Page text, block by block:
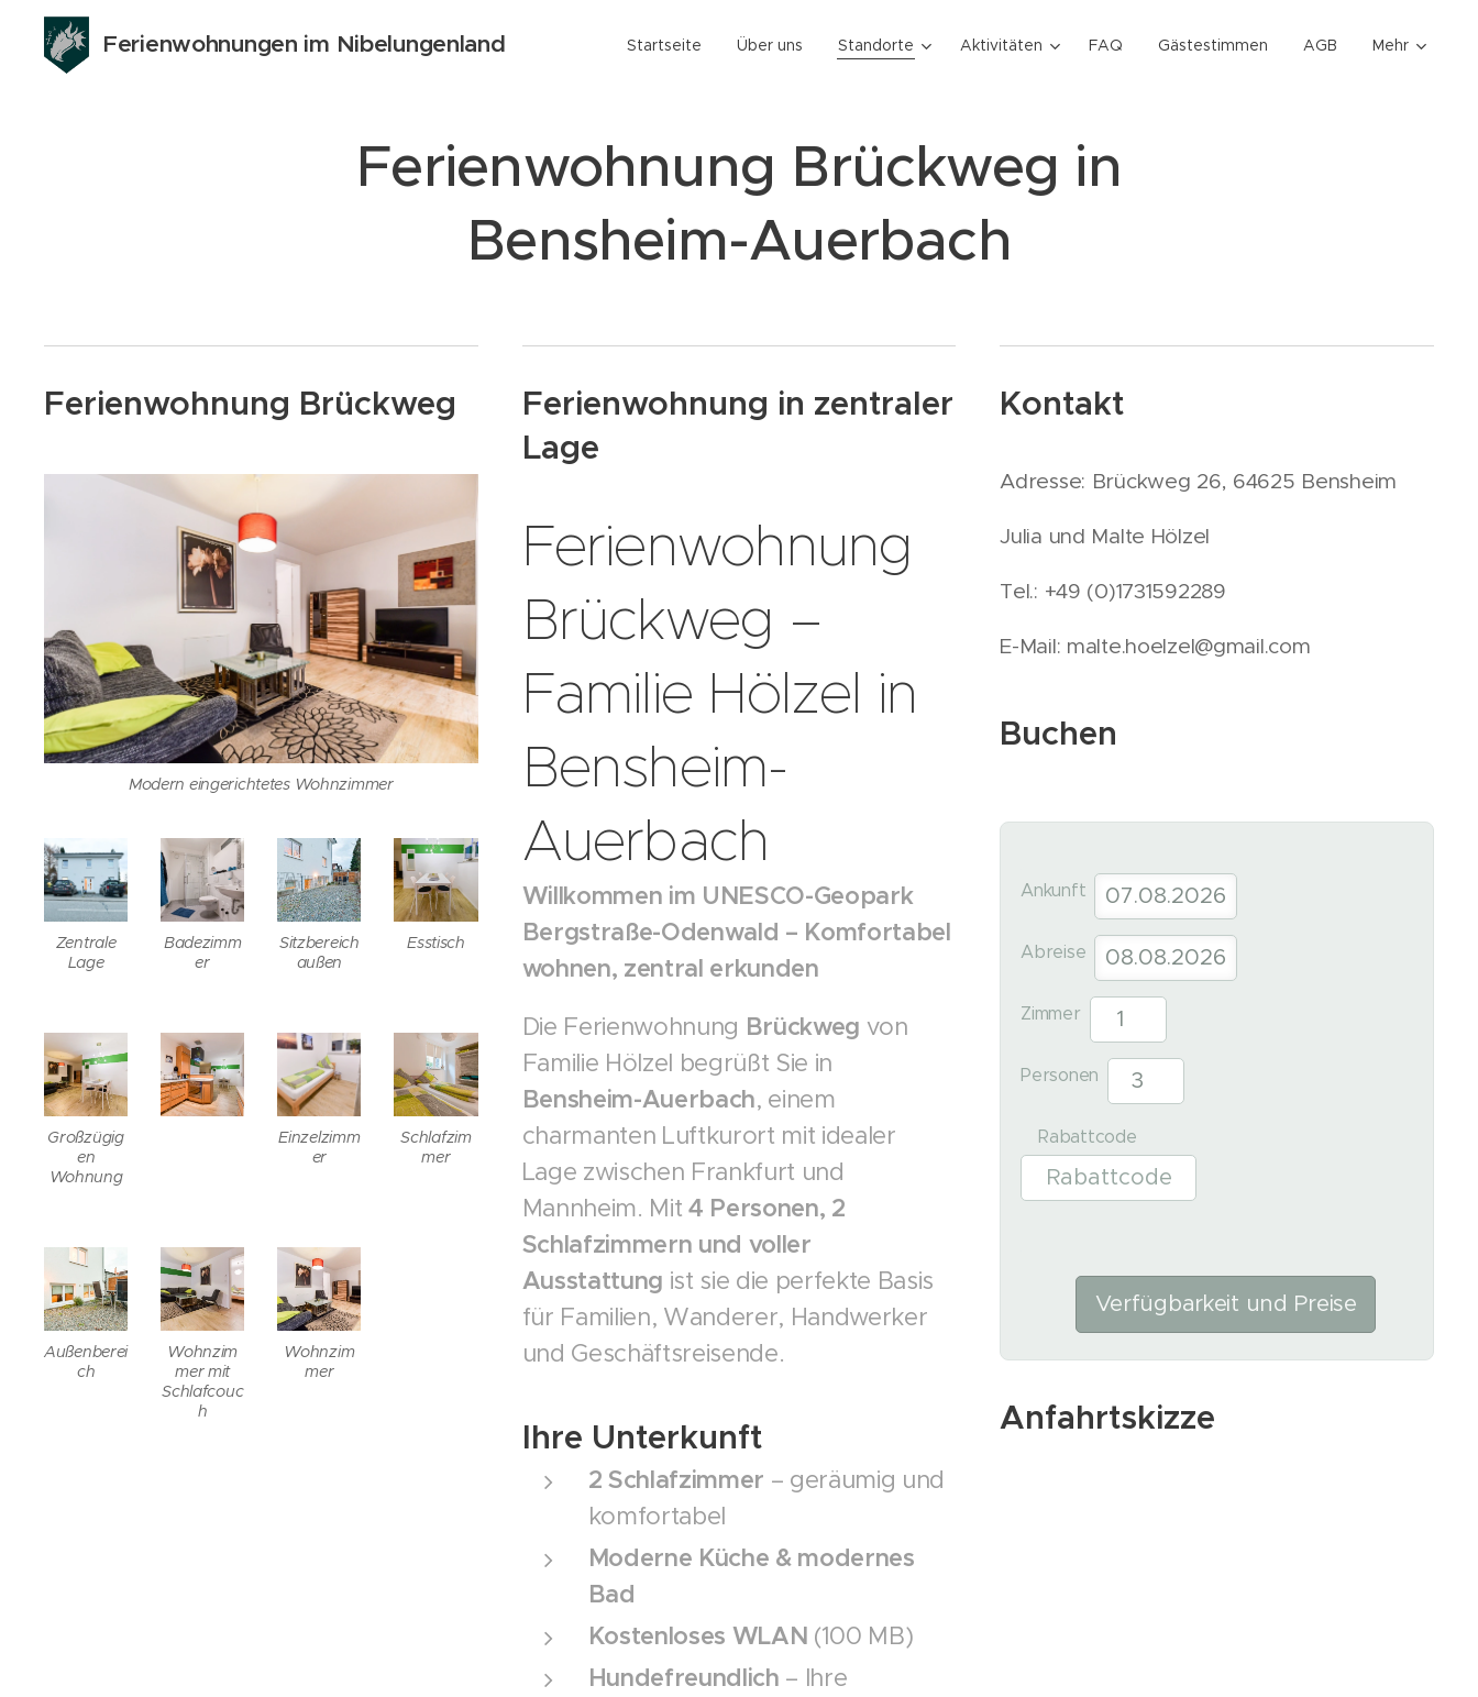
Ferienwohnungen im Nibelungenland Startseite Über uns Standorte Aktivitäten FAQ Gästestimmen AGB Mehr
Ferienwohnung Brückweg in
Bensheim-Auerbach
Ferienwohnung Brückweg
Modern eingerichtetes Wohnzimmer
Zentrale
Lage
Badezimm
er
Sitzbereich
außen
Esstisch
Großzügig
en
Wohnung
Einzelzimm
er
Schlafzim
mer
Außenberei
ch
Wohnzim
mer mit
Schlafcouc
h
Wohnzim
mer
Ferienwohnung in zentraler
Lage
Ferienwohnung
Brückweg –
Familie Hölzel in
Bensheim-
Auerbach
Willkommen im UNESCO-Geopark
Bergstraße-Odenwald – Komfortabel
wohnen, zentral erkunden
Die Ferienwohnung Brückweg von
Familie Hölzel begrüßt Sie in
Bensheim-Auerbach, einem
charmanten Luftkurort mit idealer
Lage zwischen Frankfurt und
Mannheim. Mit 4 Personen, 2
Schlafzimmern und voller
Ausstattung ist sie die perfekte Basis
für Familien, Wanderer, Handwerker
und Geschäftsreisende.
Ihre Unterkunft
2 Schlafzimmer – geräumig und
komfortabel
Moderne Küche & modernes
Bad
Kostenloses WLAN (100 MB)
Hundefreundlich – Ihre
Kontakt
Adresse: Brückweg 26, 64625 Bensheim
Julia und Malte Hölzel
Tel.: +49 (0)1731592289
E-Mail: malte.hoelzel@gmail.com
Buchen
Ankunft
Abreise
Zimmer
Personen
Rabattcode
Verfügbarkeit und Preise
Anfahrtskizze